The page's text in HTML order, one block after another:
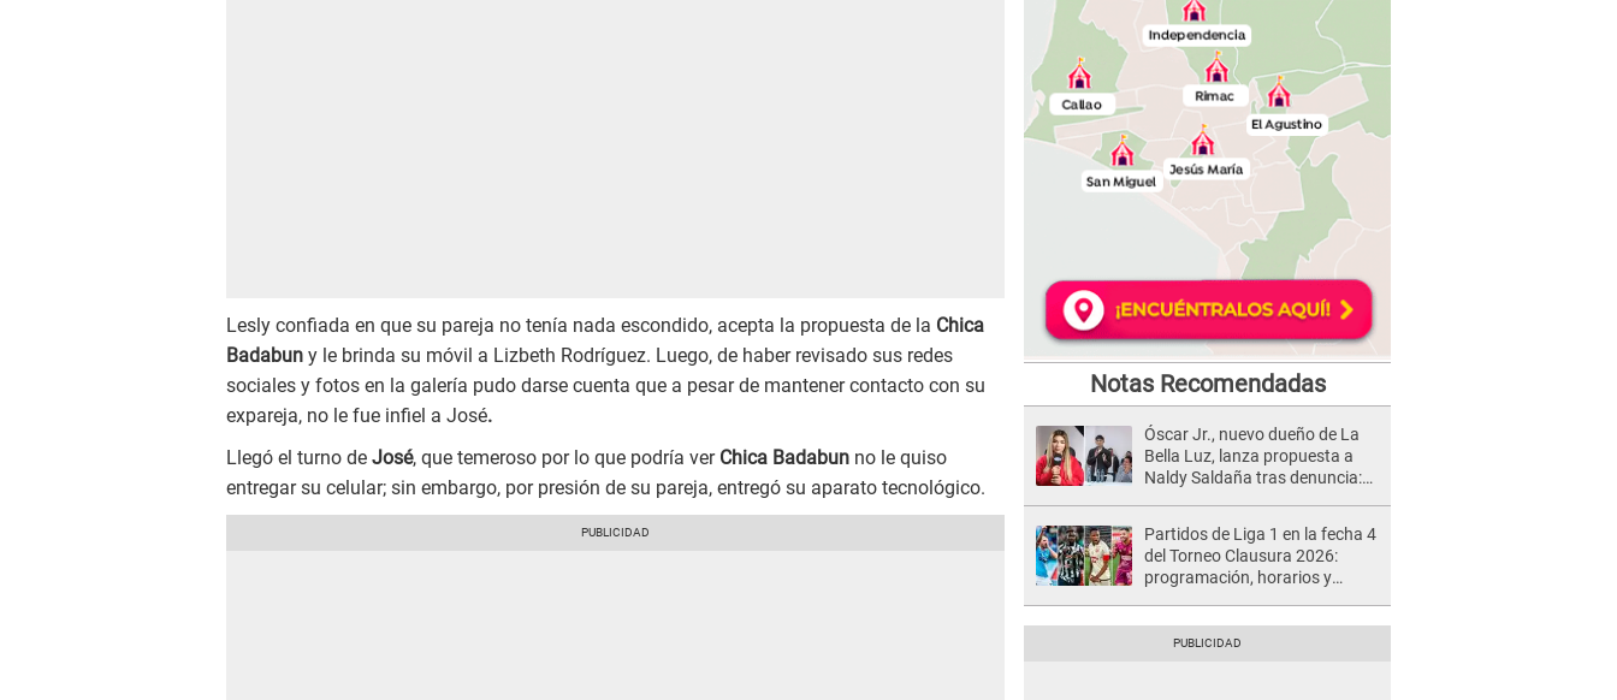
Lesly confiada en que su pareja no tenía nada escondido, acepta la propuesta de la Chica
Badabun y le brinda su móvil a Lizbeth Rodríguez. Luego, de haber revisado sus redes
sociales y fotos en la galería pudo darse cuenta que a pesar de mantener contacto con su
expareja, no le fue infiel a José.
Llegó el turno de José, que temeroso por lo que podría ver Chica Badabun no le quiso
entregar su celular; sin embargo, por presión de su pareja, entregó su aparato tecnológico.
Notas Recomendadas
Óscar Jr., nuevo dueño de La
Bella Luz, lanza propuesta a
Naldy Saldaña tras denuncia:
Partidos de Liga 1 en la fecha 4
del Torneo Clausura 2026:
programación, horarios y